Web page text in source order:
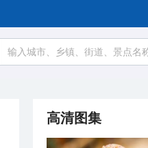
高清图集